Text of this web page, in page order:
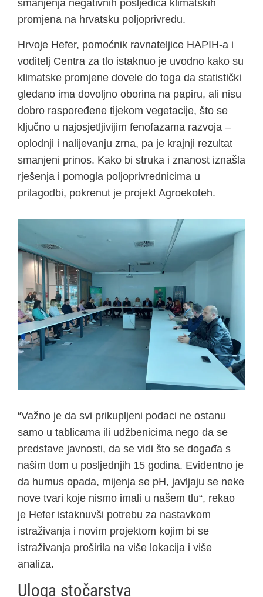
smanjenja negativnih posljedica klimatskih
promjena na hrvatsku poljoprivredu.
Hrvoje Hefer, pomoćnik ravnateljice HAPIH-a i
voditelj Centra za tlo istaknuo je uvodno kako su
klimatske promjene dovele do toga da statistički
gledano ima dovoljno oborina na papiru, ali nisu
dobro raspoređene tijekom vegetacije, što se
ključno u najosjetljivijim fenofazama razvoja –
oplodnji i nalijevanju zrna, pa je krajnji rezultat
smanjeni prinos. Kako bi struka i znanost iznašla
rješenja i pomogla poljoprivrednicima u
prilagodbi, pokrenut je projekt Agroekoteh.
“Važno je da svi prikupljeni podaci ne ostanu
samo u tablicama ili udžbenicima nego da se
predstave javnosti, da se vidi što se događa s
našim tlom u posljednjih 15 godina. Evidentno je
da humus opada, mijenja se pH, javljaju se neke
nove tvari koje nismo imali u našem tlu“, rekao
je Hefer istaknuvši potrebu za nastavkom
istraživanja i novim projektom kojim bi se
istraživanja proširila na više lokacija i više
analiza.
Uloga stočarstva